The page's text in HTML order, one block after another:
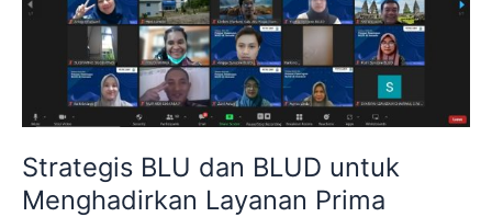
Strategis BLU dan BLUD untuk
Menghadirkan Layanan Prima
Menghadirkan